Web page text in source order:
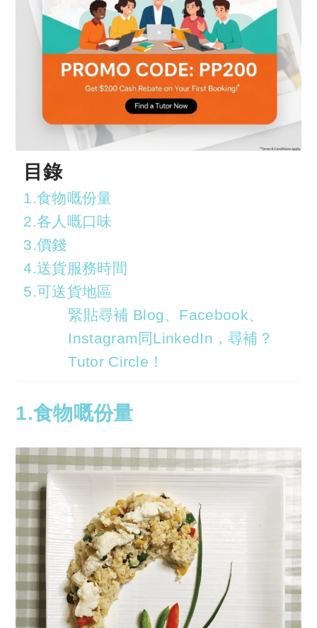
目錄
1.食物嘅份量
2.各人嘅口味
3.價錢
4.送貨服務時間
5.可送貨地區
緊貼尋補 Blog、Facebook、
Instagram同LinkedIn，尋補？
Tutor Circle！
1.食物嘅份量